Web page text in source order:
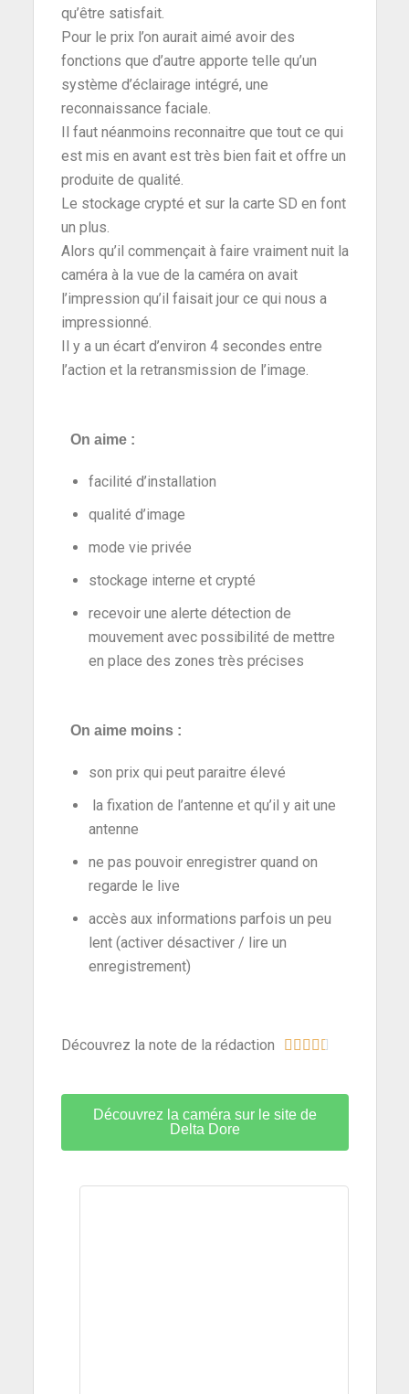
qu’être satisfait.
Pour le prix l’on aurait aimé avoir des
fonctions que d’autre apporte telle qu’un
système d’éclairage intégré, une
reconnaissance faciale.
Il faut néanmoins reconnaitre que tout ce qui
est mis en avant est très bien fait et offre un
produite de qualité.
Le stockage crypté et sur la carte SD en font
un plus.
Alors qu’il commençait à faire vraiment nuit la
caméra à la vue de la caméra on avait
l’impression qu’il faisait jour ce qui nous a
impressionné.
Il y a un écart d’environ 4 secondes entre
l’action et la retransmission de l’image.
On aime :
facilité d’installation
qualité d’image
mode vie privée
stockage interne et crypté
recevoir une alerte détection de
mouvement avec possibilité de mettre
en place des zones très précises
On aime moins :
son prix qui peut paraitre élevé
la fixation de l’antenne et qu’il y ait une
antenne
ne pas pouvoir enregistrer quand on
regarde le live
accès aux informations parfois un peu
lent (activer désactiver / lire un
enregistrement)
Découvrez la note de la rédaction     
Découvrez la caméra sur le site de
Delta Dore